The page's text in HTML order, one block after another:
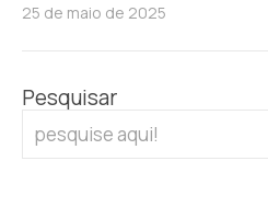
25 de maio de 2025
Pesquisar